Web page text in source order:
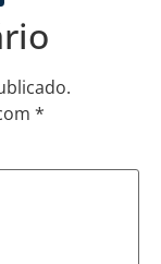
*